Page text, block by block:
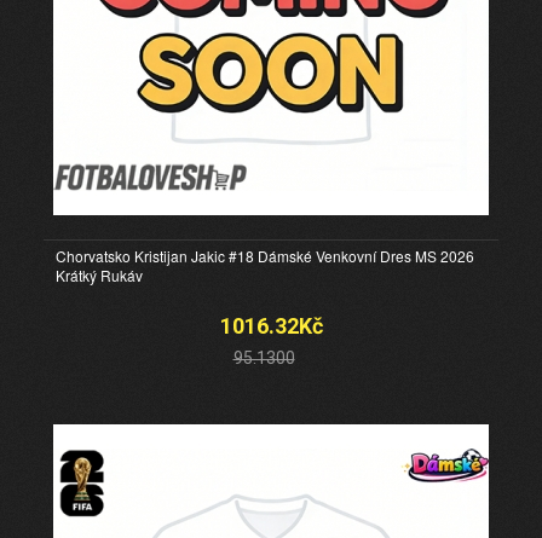
Chorvatsko Kristijan Jakic #18 Dámské Venkovní Dres MS 2026
Krátký Rukáv
1016.32Kč
95.1300